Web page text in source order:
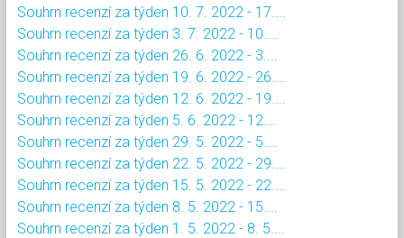
Souhrn recenzí za týden 10. 7. 2022 - 17....
Souhrn recenzí za týden 3. 7. 2022 - 10....
Souhrn recenzí za týden 26. 6. 2022 - 3....
Souhrn recenzí za týden 19. 6. 2022 - 26....
Souhrn recenzí za týden 12. 6. 2022 - 19....
Souhrn recenzí za týden 5. 6. 2022 - 12....
Souhrn recenzí za týden 29. 5. 2022 - 5....
Souhrn recenzí za týden 22. 5. 2022 - 29....
Souhrn recenzí za týden 15. 5. 2022 - 22....
Souhrn recenzí za týden 8. 5. 2022 - 15....
Souhrn recenzí za týden 1. 5. 2022 - 8. 5....